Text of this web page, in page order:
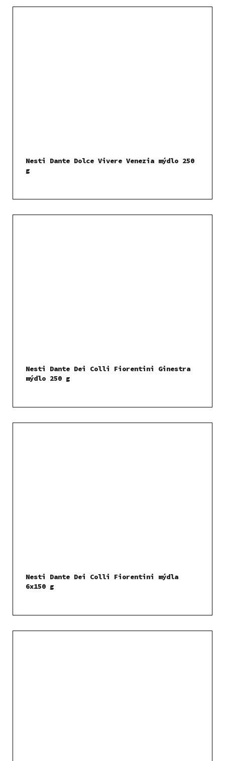
Nesti Dante Dolce Vivere Venezia mýdlo 250
g
Nesti Dante Dei Colli Fiorentini Ginestra
mýdlo 250 g
Nesti Dante Dei Colli Fiorentini mýdla
6x150 g